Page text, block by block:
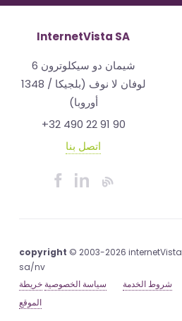
InternetVista SA
شيمان دو سيكلوترون 6
1348 لوفان لا نوف (بلجيكا /
أوروبا)
+32 490 22 91 90
اتصل بنا
copyright © 2003-2026 internetVista
sa/nv
شروط الخدمة
سياسة الخصوصية خريطة
الموقع